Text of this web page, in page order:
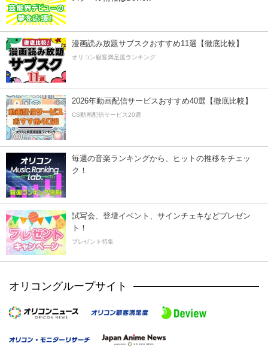
漫画読み放題サブスクおすすめ11選【徹底比較】
オリコン顧客満足度ランキング
2026年動画配信サービスおすすめ40選【徹底比較】
CS動画配信サービス20選
毎週の音楽ランキングから、ヒットの推移をチェッ
ク！
試写会、登壇イベント、サインチェキなどプレゼン
ト！
プレゼント特集
オリコングループサイト